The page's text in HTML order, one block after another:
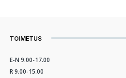
TOIMETUS
E-N 9.00-17.00
R 9.00-15.00